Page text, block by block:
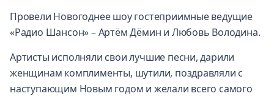
Провели Новогоднее шоу гостеприимные ведущие
«Радио Шансон» – Артём Дёмин и Любовь Володина.
Артисты исполняли свои лучшие песни, дарили
женщинам комплименты, шутили, поздравляли с
наступающим Новым годом и желали всего самого